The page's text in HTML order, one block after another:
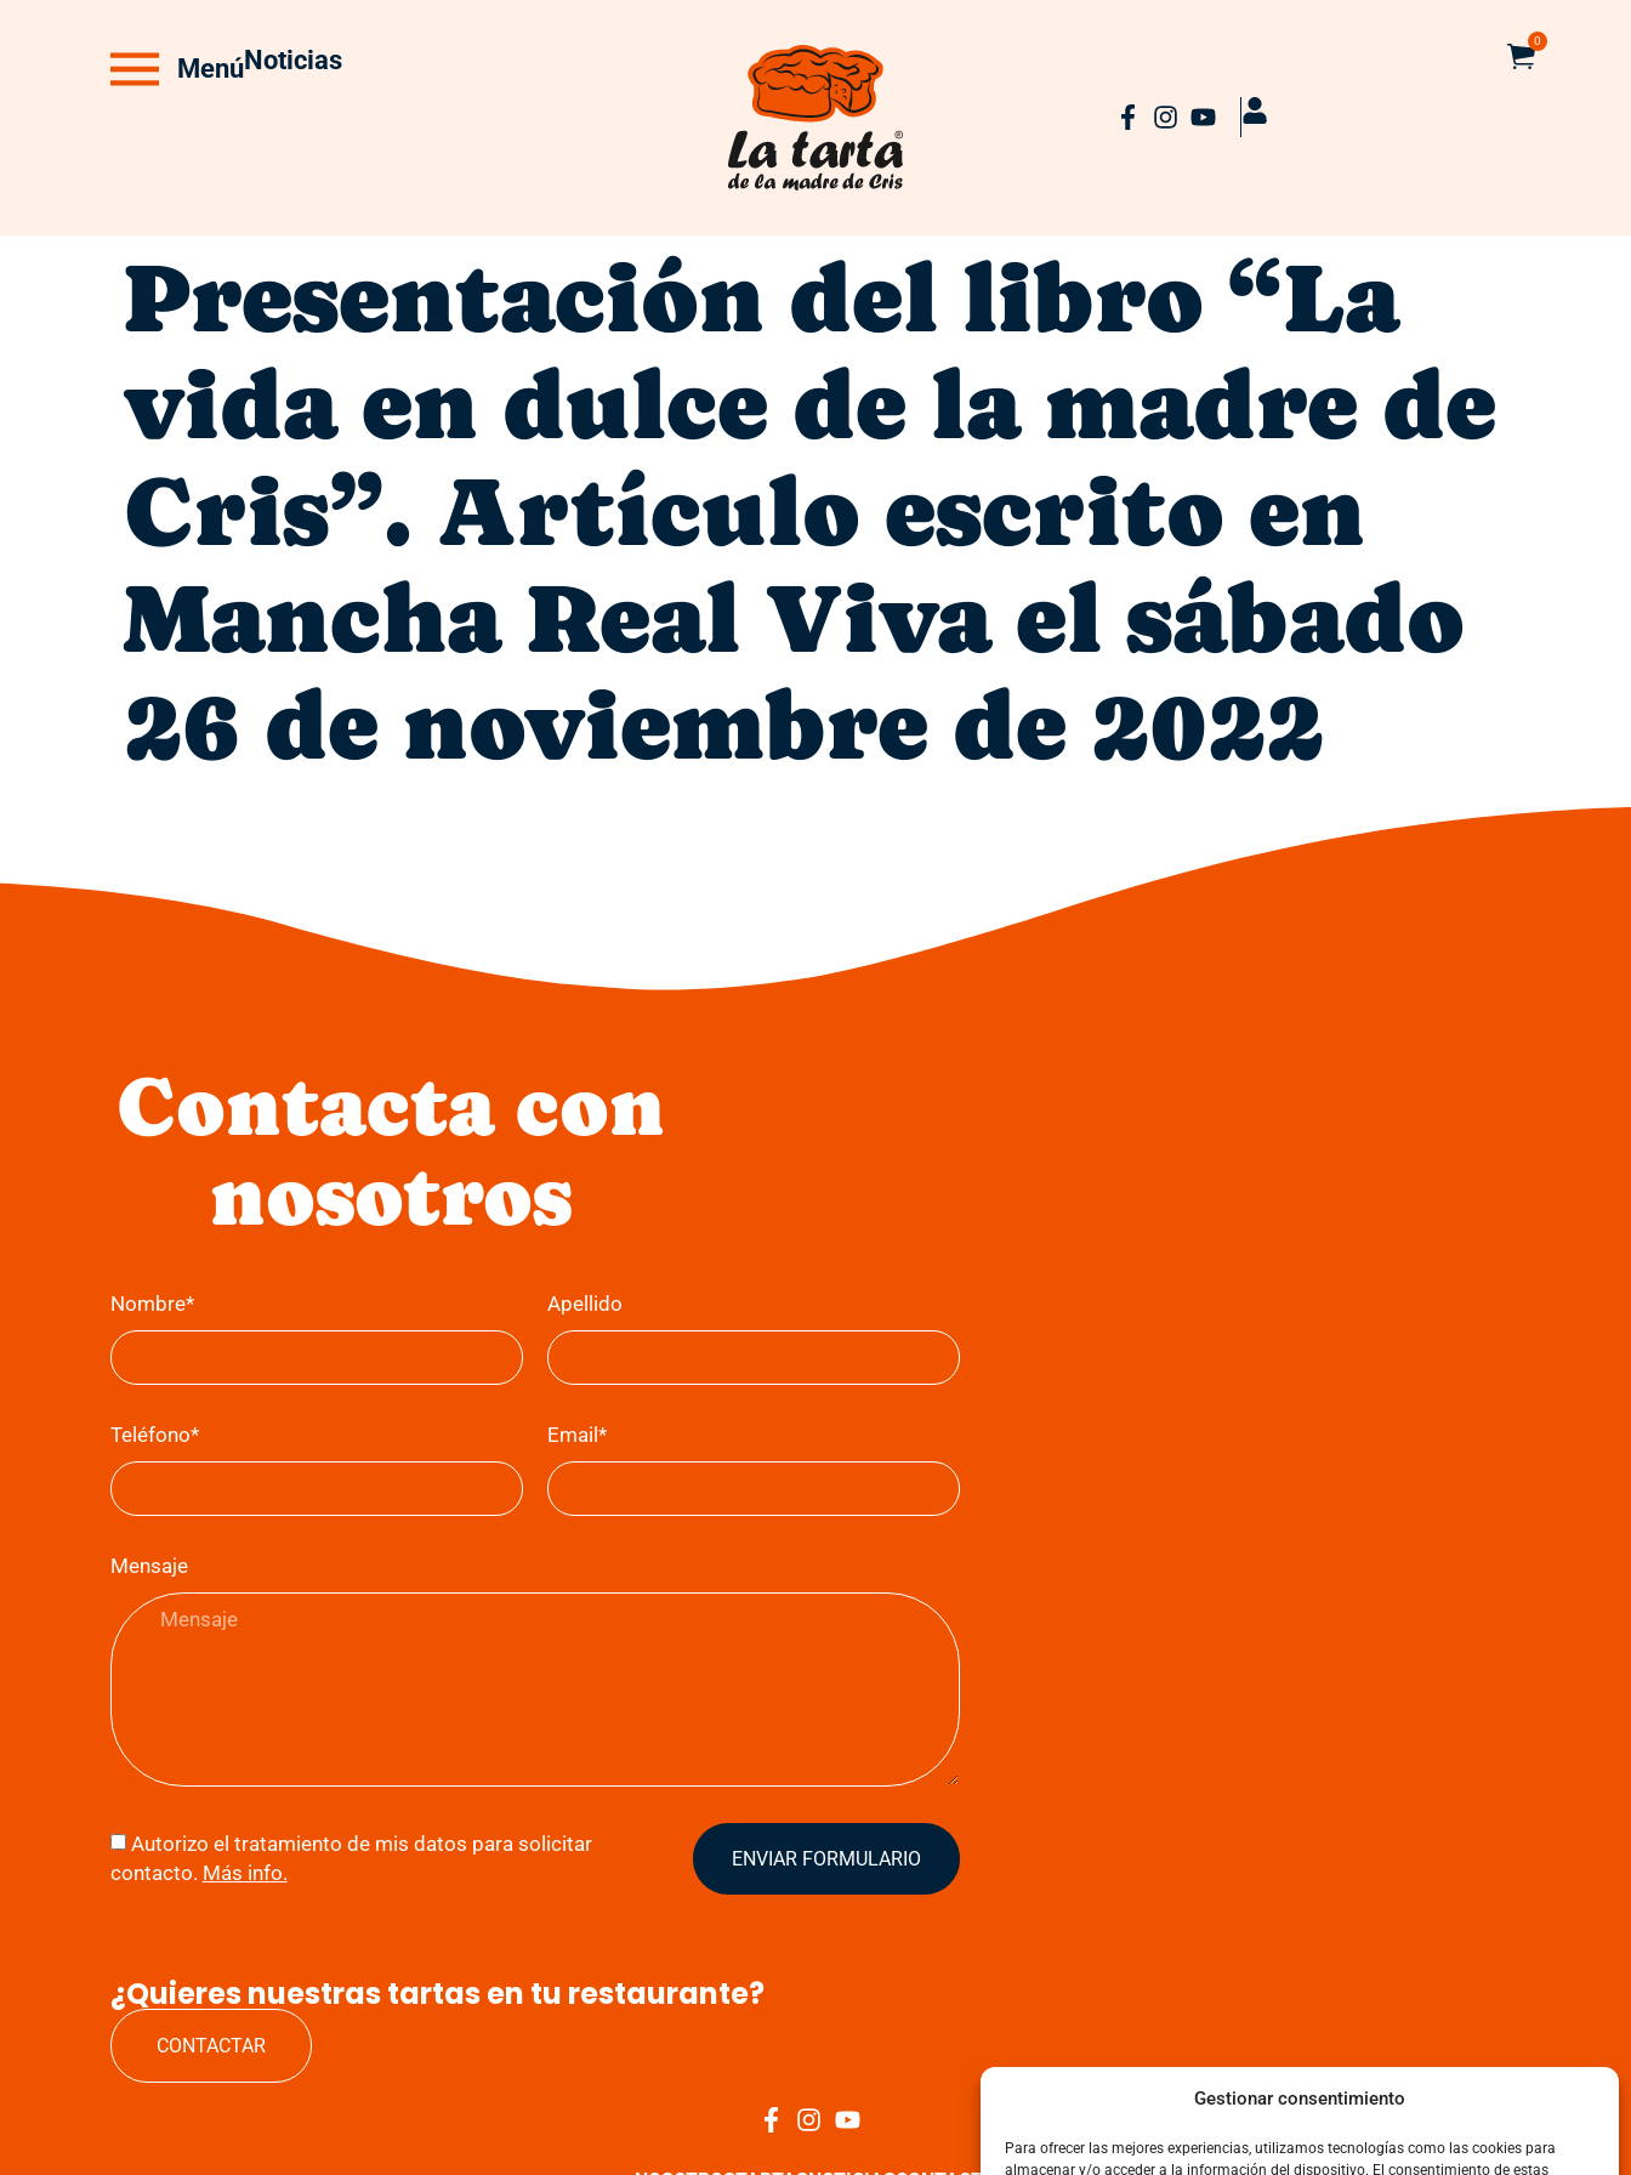
Gestionar consentimiento
Para ofrecer las mejores experiencias, utilizamos tecnologías como las cookies para
almacenar y/o acceder a la información del dispositivo. El consentimiento de estas
MenúNoticias
0
Presentación del libro “La
vida en dulce de la madre de
Cris”. Artículo escrito en
Mancha Real Viva el sábado
26 de noviembre de 2022
Contacta con
nosotros
Nombre* Apellido
Teléfono* Email*
Mensaje
Autorizo el tratamiento de mis datos para solicitar
contacto. Más info.
ENVIAR FORMULARIO
¿Quieres nuestras tartas en tu restaurante?
CONTACTAR